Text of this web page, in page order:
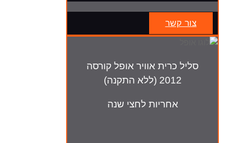
צור קשר
סליל כרית אוויר אופל קורסה
2012 (ללא התקנה)
אחריות לחצי שנה